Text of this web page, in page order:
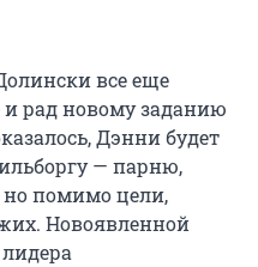
все еще
и рад новому заданию
Дэнни будет
— парню,
помимо цели,
Новоявленной